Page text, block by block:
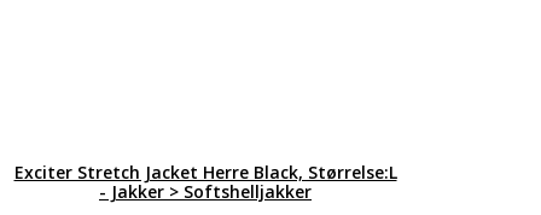
Exciter Stretch Jacket Herre Black, Størrelse:L
- Jakker > Softshelljakker